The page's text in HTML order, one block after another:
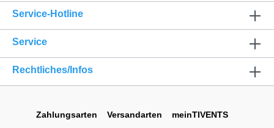
Service-Hotline
Service
Rechtliches/Infos
Zahlungsarten Versandarten
meinTIVENTS